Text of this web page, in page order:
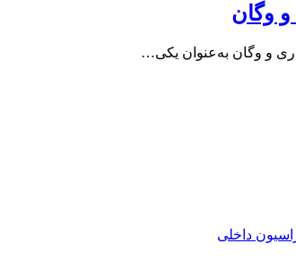
وگان
و وگان به‌عنوان یکی…
داخلی